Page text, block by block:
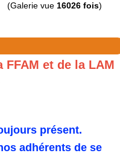
(Galerie vue 16026 fois)
et de la LAM
présent.
adhérents de se